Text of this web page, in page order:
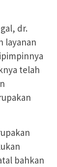
dr.
layanan
telah
bahkan